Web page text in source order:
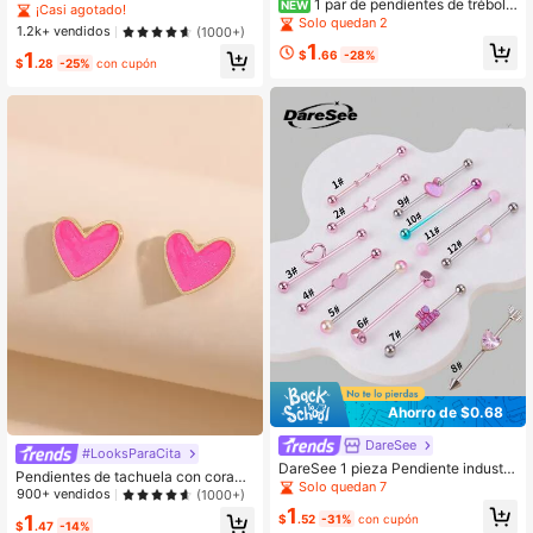
a
¡Casi agotado!
1.2k+ vendidos
(1000+)
$1.28 -25% con cupón
#LooksParaCita
Pendientes de tachuela con corazó
n
900+ vendidos (1000+)
$1.47 -14%
NEW 1 par de pendientes de trébol d
e cuatro hojas, estilo elegante de luj
o a la moda, pendientes delicados a
decuados para uso diario
Solo quedan 2
$1 .66 -28%
Ahorro de $0.68
DareSee
DareSee 1 pieza Pendiente industri
al rosa dulce con estrella, joyería de
dable con corazón, pendientes indu
Solo quedan 7
$1 .52 -31% con cupón